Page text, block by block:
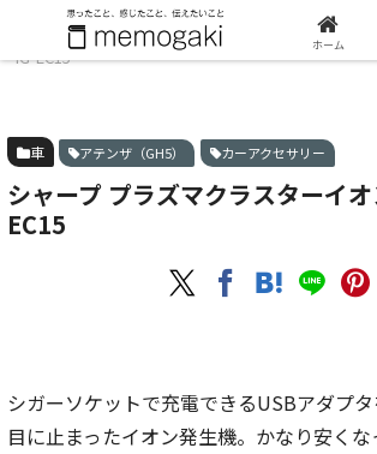
ホーム 車
シャープ プラズマク
IG-EC15
車 アテンザ（GH5） カーアクセサリー
シャープ プラズマクラスターイ
EC15
シガーソケットで充電できるUSBアダプタ
目に止まったイオン発生機。かなり安く
ホーム